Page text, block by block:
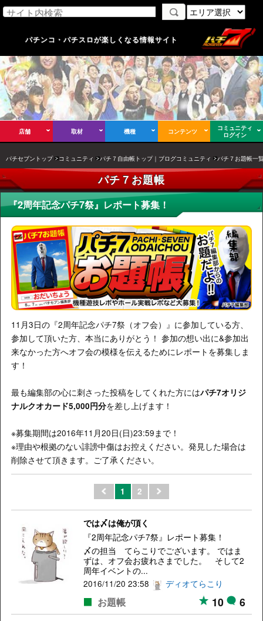
パチンコ・パチスロが楽しくなる情報サイト
店舗 取材 機種 コンテンツ
コミュニティ
ログイン
パチセブントップ コミュニティ パチ７自由帳トップ｜ブログコミュニティ パチ７お題帳一
パチ７お題帳
『2周年記念パチ7祭』レポート募集！
11月3日の『2周年記念パチ7祭（オフ会）』に参加している方、
参加して頂いた方、本当にありがとう！ 参加の想い出に&参加出
来なかった方へオフ会の模様を伝えるためにレポートを募集しま
す！
最も編集部の心に刺さった投稿をしてくれた方にはパチ7オリジ
ナルクオカード5,000円分を差し上げます！
※募集期間は2016年11月20日(日)23:59まで！
※理由や根拠のない誹謗中傷はお控えください。発見した場合は
削除させて頂きます。ご了承ください。
1 2
では〆は俺が頂く
『2周年記念パチ7祭』レポート募集！
〆の担当 てらこりでございます。 ではま
ずは、オフ会お疲れさまでした。 そして2
周年イベントの...
2016/11/20 23:58
ディオてらこり
お題帳 10 6